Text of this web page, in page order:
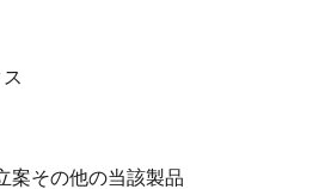
案その他の当該製品